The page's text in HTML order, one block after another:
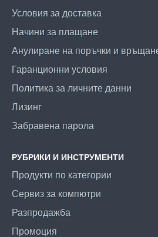
Условия за доставка
Начини за плащане
Анулиране на поръчки и
Гаранционни условия
Политика за личните данни
Лизинг
Забравена парола
РУБРИКИ И ИНСТРУМЕНТИ
Продукти по категории
Сервиз за компютри
Разпродажба
Промоция